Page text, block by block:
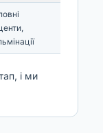
і ми